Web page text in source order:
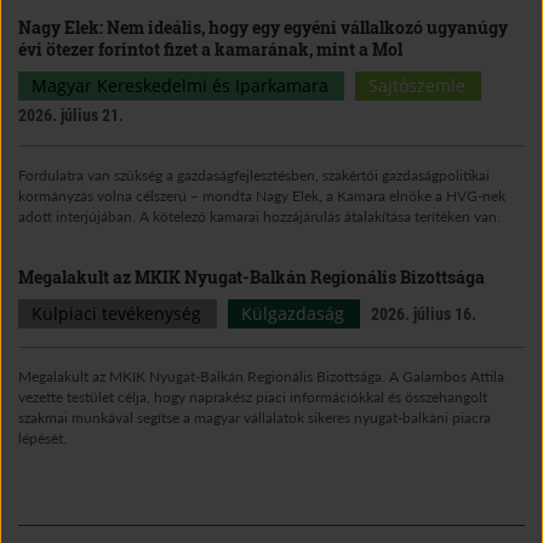
Nagy Elek: Nem ideális, hogy egy egyéni vállalkozó ugyanúgy
évi ötezer forintot fizet a kamarának, mint a Mol
Magyar Kereskedelmi és Iparkamara
Sajtószemle
2026. július 21.
Fordulatra van szükség a gazdaságfejlesztésben, szakértői gazdaságpolitikai
kormányzás volna célszerű – mondta Nagy Elek, a Kamara elnöke a HVG-nek
adott interjújában. A kötelező kamarai hozzájárulás átalakítása terítéken van.
Megalakult az MKIK Nyugat-Balkán Regionális Bizottsága
Külpiaci tevékenység
Külgazdaság 2026. július 16.
Megalakult az MKIK Nyugat-Balkán Regionális Bizottsága. A Galambos Attila
vezette testület célja, hogy naprakész piaci információkkal és összehangolt
szakmai munkával segítse a magyar vállalatok sikeres nyugat-balkáni piacra
lépését.